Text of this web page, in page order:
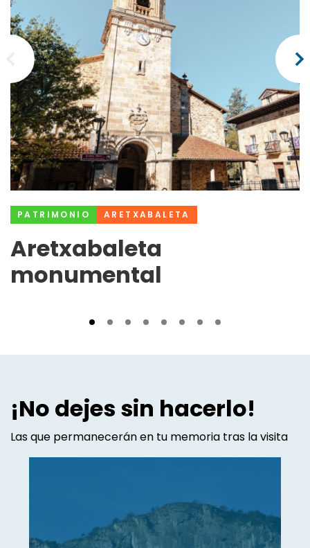
PATRIMONIO ARETXABALETA
Aretxabaleta
monumental
¡No dejes sin hacerlo!
Las que permanecerán en tu memoria tras la visita